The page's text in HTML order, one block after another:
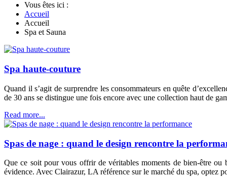
Vous êtes ici :
Accueil
Accueil
Spa et Sauna
Spa haute-couture
Quand il s’agit de surprendre les consommateurs en quête
de 30 ans se distingue une fois encore avec une collection haut de
Read more...
Spas de nage : quand le design rencontre la
Que ce soit pour vous offrir de véritables moments de bien-être ou
évidence. Avec Clairazur, LA référence sur le marché du spa, optez